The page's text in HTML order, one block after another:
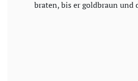
braten, bis er goldbraun und